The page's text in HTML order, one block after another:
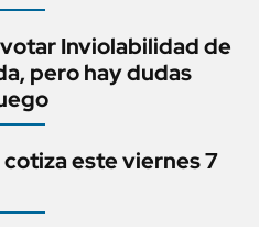
Inviolabilidad de
pero hay dudas
este viernes 7